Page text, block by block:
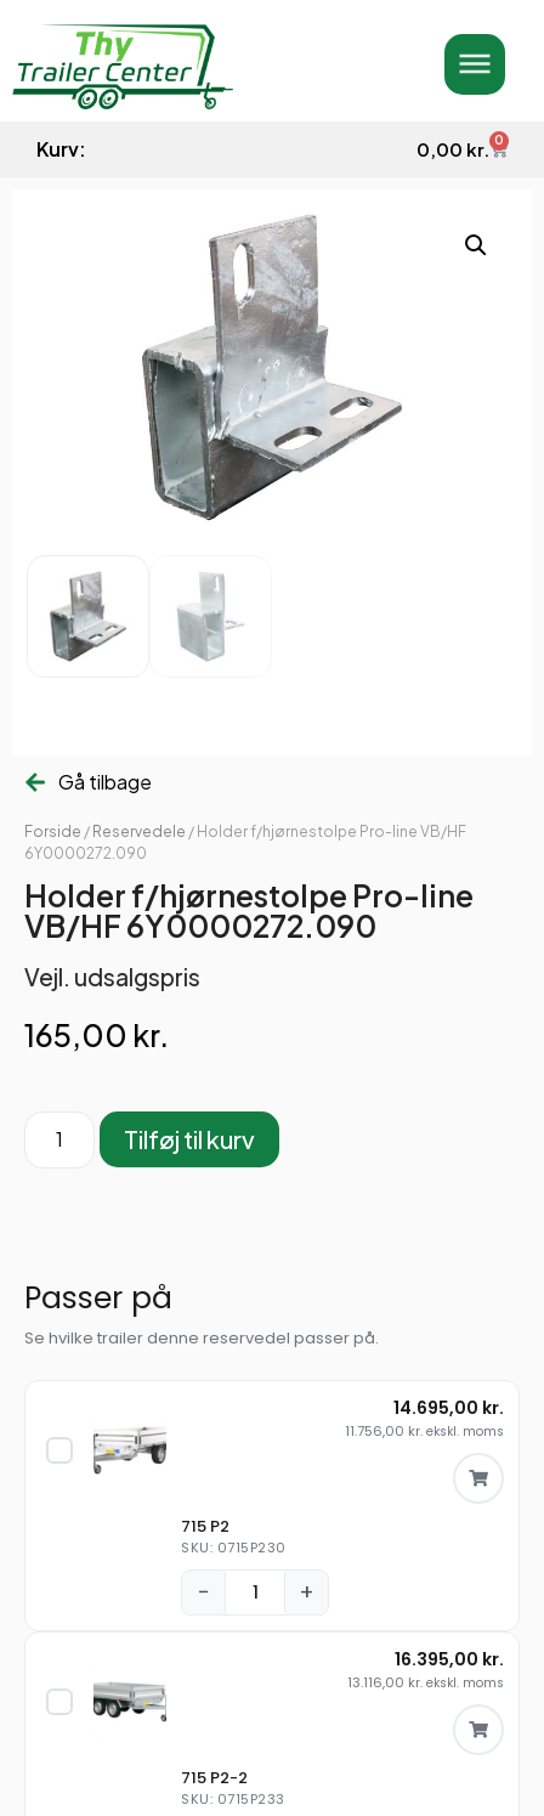
Kurv: 0,00 kr. 0
Gå tilbage
Forside / Reservedele / Holder f/hjørnestolpe Pro-line VB/HF
6Y0000272.090
Holder f/hjørnestolpe Pro-line
VB/HF 6Y0000272.090
Vejl. udsalgspris
165,00 kr.
Tilføj til kurv
Passer på
Se hvilke trailer denne reservedel passer på.
715 P2
SKU: 0715P230
− +
14.695,00 kr.
11.756,00 kr. ekskl. moms
715 P2-2
SKU: 0715P233
16.395,00 kr.
13.116,00 kr. ekskl. moms